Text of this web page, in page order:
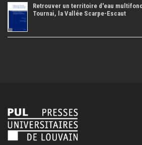
Retrouver un territoire d'eau
Tournai, la Vallée Scarpe-Escaut